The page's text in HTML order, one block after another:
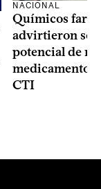
NACIONAL
Químicos
advirtieron
potencial de
medicamentos
CTI